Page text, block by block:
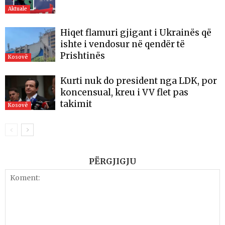
Aktuale
Kosovë
Hiqet flamuri gjigant i Ukrainës që
ishte i vendosur në qendër të
Prishtinës
Kosovë
Kurti nuk do president nga LDK, por
koncensual, kreu i VV flet pas
takimit
PËRGJIGJU